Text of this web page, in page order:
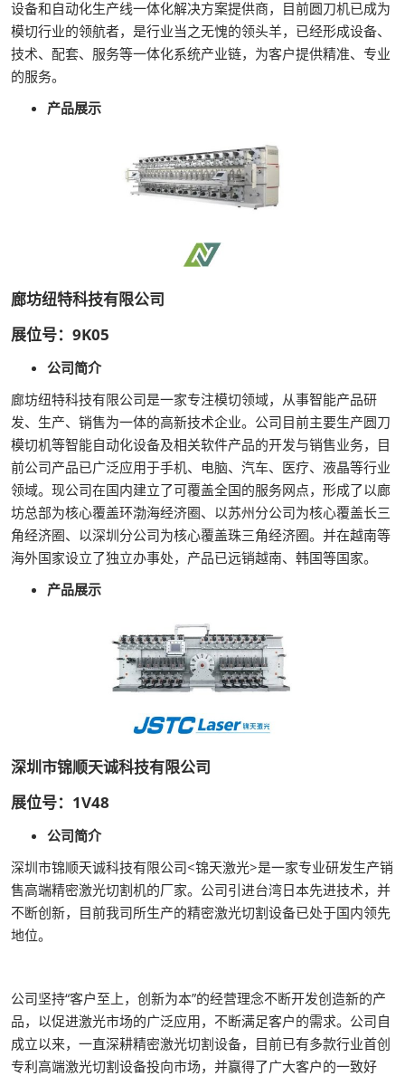
设备和自动化生产线一体化解决方案提供商，目前圆刀机已成为
模切行业的领航者，是行业当之无愧的领头羊，已经形成设备、
技术、配套、服务等一体化系统产业链，为客户提供精准、专业
的服务。
产品展示
廊坊纽特科技有限公司
展位号：9K05
公司简介
廊坊纽特科技有限公司是一家专注模切领域，从事智能产品研
发、生产、销售为一体的高新技术企业。公司目前主要生产圆刀
模切机等智能自动化设备及相关软件产品的开发与销售业务，目
前公司产品已广泛应用于手机、电脑、汽车、医疗、液晶等行业
领域。现公司在国内建立了可覆盖全国的服务网点，形成了以廊
坊总部为核心覆盖环渤海经济圈、以苏州分公司为核心覆盖长三
角经济圈、以深圳分公司为核心覆盖珠三角经济圈。并在越南等
海外国家设立了独立办事处，产品已远销越南、韩国等国家。
产品展示
深圳市锦顺天诚科技有限公司
展位号：1V48
公司简介
深圳市锦顺天诚科技有限公司<锦天激光>是一家专业研发生产销
售高端精密激光切割机的厂家。公司引进台湾日本先进技术，并
不断创新，目前我司所生产的精密激光切割设备已处于国内领先
地位。
公司坚持“客户至上，创新为本”的经营理念不断开发创造新的产
品，以促进激光市场的广泛应用，不断满足客户的需求。公司自
成立以来，一直深耕精密激光切割设备，目前已有多款行业首创
专利高端激光切割设备投向市场，并赢得了广大客户的一致好